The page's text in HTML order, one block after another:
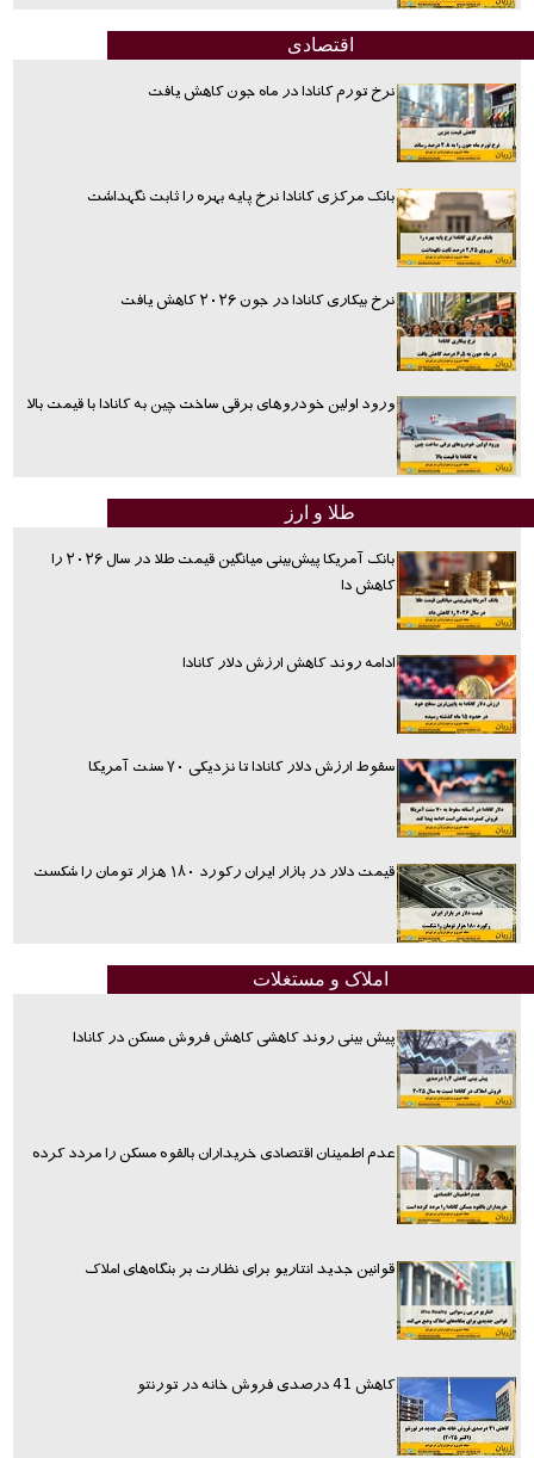
اقتصادی
نرخ تورم کانادا در ماه جون کاهش یافت
بانک مرکزی کانادا نرخ پایه بهره را ثابت نگهداشت
نرخ بیکاری کانادا در جون ۲۰۲۶ کاهش یافت
ورود اولین خودروهای برقی ساخت چین به کانادا با قیمت بالا
طلا و ارز
بانک آمریکا پیش‌بینی میانگین قیمت طلا در سال ۲۰۲۶ را
کاهش دا
ادامه روند کاهش ارزش دلار کانادا
سقوط ارزش دلار کانادا تا نزدیکی ۷۰ سنت آمریکا
قیمت دلار در بازار ایران رکورد ۱۸۰ هزار تومان را شکست
املاک و مستغلات
پیش بینی روند کاهشی کاهش فروش مسکن در کانادا
عدم اطمینان اقتصادی خریداران بالقوه مسکن را مردد کرده
قوانین جدید انتاریو برای نظارت بر بنگاه‌های املاک
کاهش 41 درصدی فروش خانه در تورنتو